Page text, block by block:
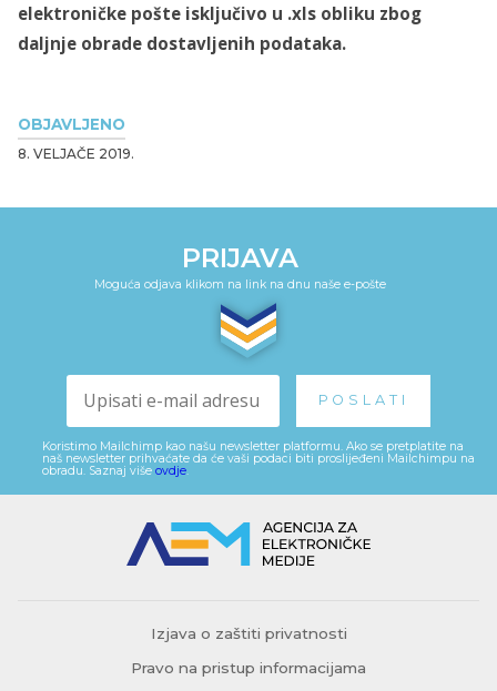
OBJAVLJENO
8. VELJAČE 2019.
elektroničke pošte isključivo u .xls obliku zbog
daljnje obrade dostavljenih podataka.
PRIJAVA
Moguća odjava klikom na link na dnu naše e-pošte
Koristimo Mailchimp kao našu newsletter platformu. Ako se pretplatite na
naš newsletter prihvaćate da će vaši podaci biti proslijeđeni Mailchimpu na
obradu. Saznaj više ovdje.
Izjava o zaštiti privatnosti
Pravo na pristup informacijama